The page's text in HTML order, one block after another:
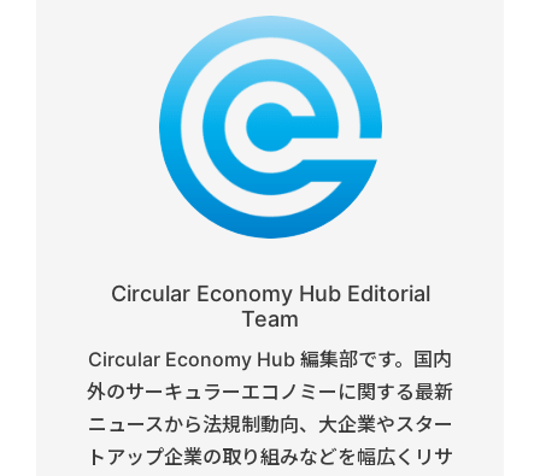
Circular Economy Hub Editorial
Team
Circular Economy Hub 編集部です。国内
外のサーキュラーエコノミーに関する最新
ニュースから法規制動向、大企業やスター
トアップ企業の取り組みなどを幅広くリサ